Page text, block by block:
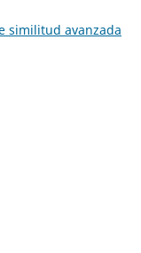
similitud avanzada